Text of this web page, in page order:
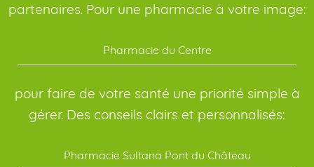
partenaires. Pour une pharmacie à votre image:
Pharmacie du Centre
pour faire de votre santé une priorité simple à
gérer. Des conseils clairs et personnalisés:
Pharmacie Sultana Pont du Château